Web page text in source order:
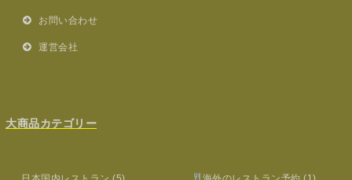
お問い合わせ
運営会社
大商品カテゴリー